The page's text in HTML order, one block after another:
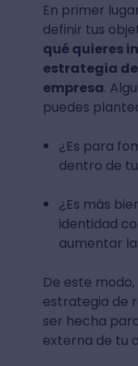
En primer
definir tus
qué quieres
estrategia
empresa.
puedes
¿Es para
dentro de
¿Es más
identidad
aumentar
De este
estrategia de
ser hecha
externa de tu